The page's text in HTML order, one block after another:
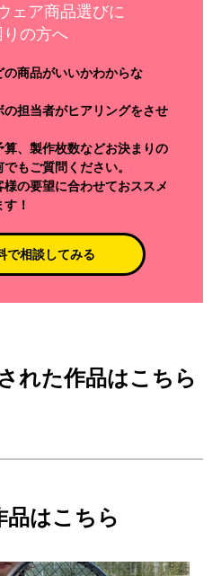
ェア商品選びに
りの方へ
の商品がいいかわからな
担当者がヒアリングをさせ
、製作枚数などお決まりの
もご質問ください。
の要望に合わせておススメ
！
で相談してみる
れた作品はこちら
品はこちら